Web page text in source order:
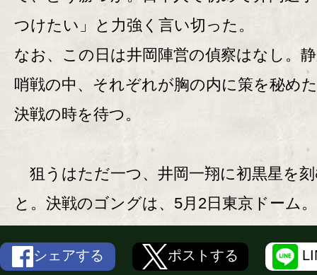
つけたい」と力強く言い切った。
なお、この日は井岡陣営の偵察はなし。
哨戦の中、それぞれが胸の内に策を秘め
決戦の時を待つ。
狙うはただ一つ、井岡一翔に初黒星を
と。決戦のゴングは、5月2日東京ドーム。
シェアする ポストする